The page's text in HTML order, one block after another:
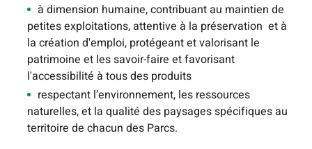
à dimension humaine, contribuant au maintien de
petites exploitations, attentive à la préservation et à
la création d'emploi, protégeant et valorisant le
patrimoine et les savoir-faire et favorisant
l'accessibilité à tous des produits
respectant l’environnement, les ressources
naturelles, et la qualité des paysages spécifiques au
territoire de chacun des Parcs.